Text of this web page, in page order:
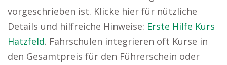
vorgeschrieben ist. Klicke hier für nützliche
Details und hilfreiche Hinweise: Erste Hilfe Kurs
Hatzfeld. Fahrschulen integrieren oft Kurse in
den Gesamtpreis für den Führerschein oder